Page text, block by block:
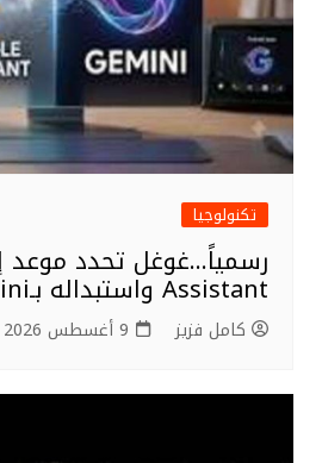
تكنولوجيا
Assistant واستبداله بـGemini
كامل فزيز 9 أغسطس 2026